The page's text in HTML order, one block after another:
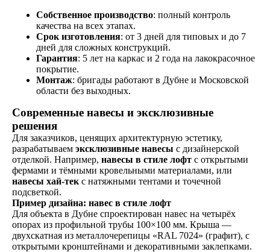
Собственное производство: полный контроль
качества на всех этапах.
Срок изготовления: от 3 дней для типовых и до 7
дней для сложных конструкций.
Гарантия: 5 лет на каркас и 2 года на лакокрасочное
покрытие.
Монтаж: бригады работают в Дубне и Московской
области без выходных.
Современные навесы и эксклюзивные
решения
Для заказчиков, ценящих архитектурную эстетику,
разрабатываем эксклюзивные навесы с дизайнерской
отделкой. Например, навесы в стиле лофт с открытыми
фермами и тёмными кровельными материалами, или
навесы хай-тек с натяжными тентами и точечной
подсветкой.
Пример дизайна: навес в стиле лофт
Для объекта в Дубне спроектирован навес на четырёх
опорах из профильной трубы 100×100 мм. Крыша —
двухскатная из металлочерепицы «RAL 7024» (графит), с
открытыми кронштейнами и декоративными заклепками.